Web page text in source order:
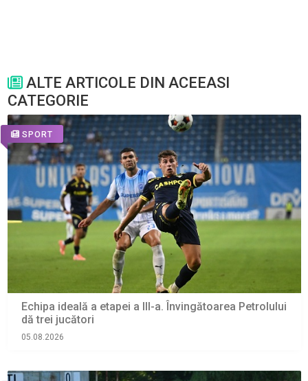
ALTE ARTICOLE DIN ACEEASI
CATEGORIE
SPORT
Echipa ideală a etapei a III-a. Învingătoarea Petrolului
dă trei jucători
05.08.2026